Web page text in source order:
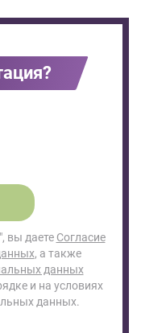
вы даете Согласие
, а также
данных
и на условиях
данных.